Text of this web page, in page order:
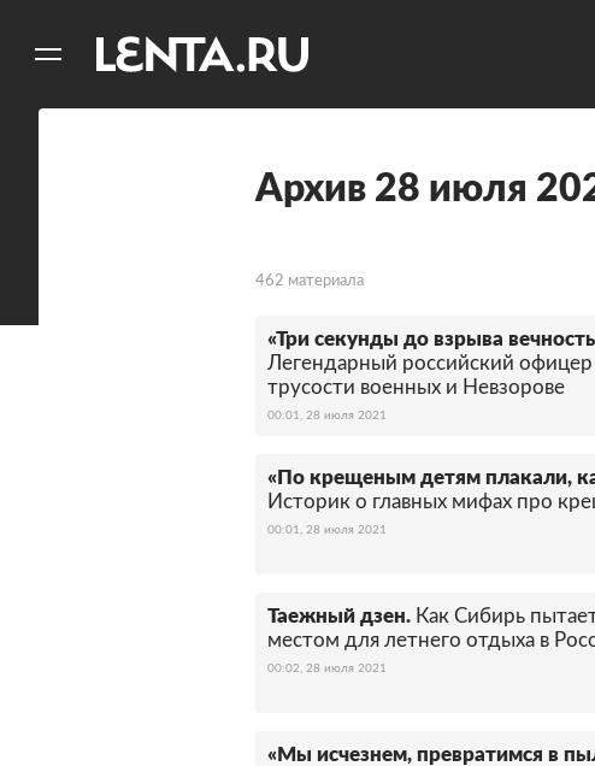
Архив 28 июля
462 материала
«Три секунды до взрыва
Легендарный российский офицер
трусости военных и Невзорове
00:01, 28 июля 2021
«По крещеным детям плакали,
Историк о главных мифах про
00:01, 28 июля 2021
Таежный дзен. Как Сибирь
местом для летнего отдыха в
00:02, 28 июля 2021
«Мы исчезнем, превратимся в